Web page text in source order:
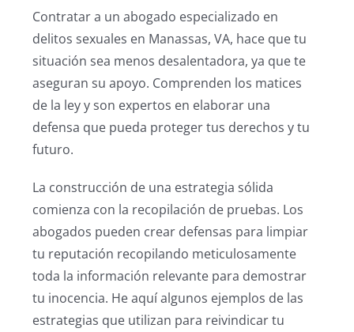
Contratar a un abogado especializado en
delitos sexuales en Manassas, VA, hace que tu
situación sea menos desalentadora, ya que te
aseguran su apoyo. Comprenden los matices
de la ley y son expertos en elaborar una
defensa que pueda proteger tus derechos y tu
futuro.
La construcción de una estrategia sólida
comienza con la recopilación de pruebas. Los
abogados pueden crear defensas para limpiar
tu reputación recopilando meticulosamente
toda la información relevante para demostrar
tu inocencia. He aquí algunos ejemplos de las
estrategias que utilizan para reivindicar tu